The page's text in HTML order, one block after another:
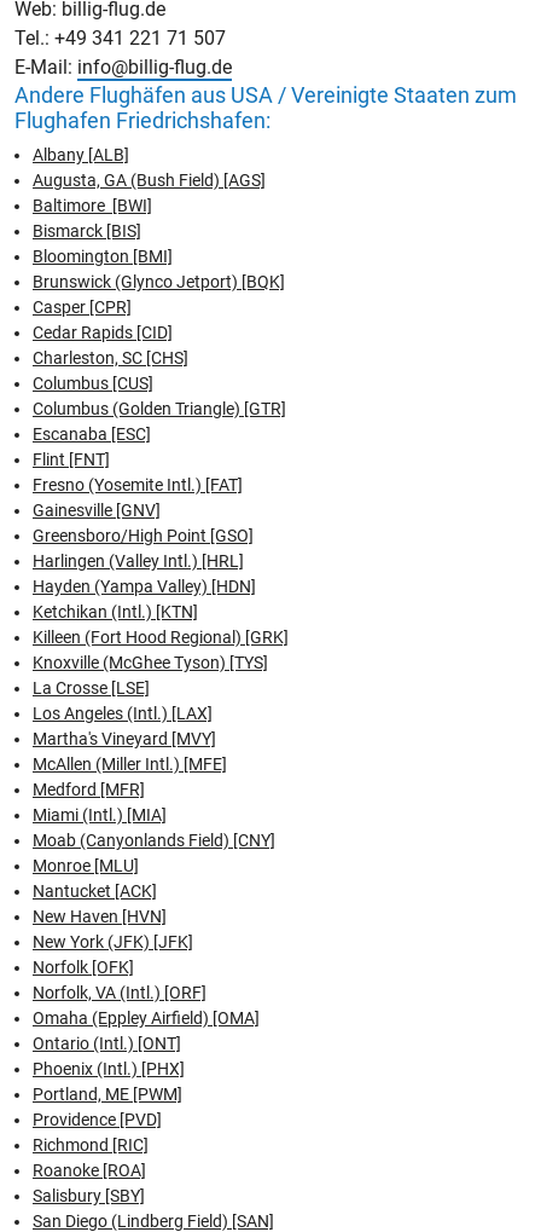
Web: billig-flug.de
Tel.: +49 341 221 71 507
E-Mail: info@billig-flug.de
Andere Flughäfen aus USA / Vereinigte Staaten zum
Flughafen Friedrichshafen:
Albany [ALB]
Augusta, GA (Bush Field) [AGS]
Baltimore [BWI]
Bismarck [BIS]
Bloomington [BMI]
Brunswick (Glynco Jetport) [BQK]
Casper [CPR]
Cedar Rapids [CID]
Charleston, SC [CHS]
Columbus [CUS]
Columbus (Golden Triangle) [GTR]
Escanaba [ESC]
Flint [FNT]
Fresno (Yosemite Intl.) [FAT]
Gainesville [GNV]
Greensboro/High Point [GSO]
Harlingen (Valley Intl.) [HRL]
Hayden (Yampa Valley) [HDN]
Ketchikan (Intl.) [KTN]
Killeen (Fort Hood Regional) [GRK]
Knoxville (McGhee Tyson) [TYS]
La Crosse [LSE]
Los Angeles (Intl.) [LAX]
Martha's Vineyard [MVY]
McAllen (Miller Intl.) [MFE]
Medford [MFR]
Miami (Intl.) [MIA]
Moab (Canyonlands Field) [CNY]
Monroe [MLU]
Nantucket [ACK]
New Haven [HVN]
New York (JFK) [JFK]
Norfolk [OFK]
Norfolk, VA (Intl.) [ORF]
Omaha (Eppley Airfield) [OMA]
Ontario (Intl.) [ONT]
Phoenix (Intl.) [PHX]
Portland, ME [PWM]
Providence [PVD]
Richmond [RIC]
Roanoke [ROA]
Salisbury [SBY]
San Diego (Lindberg Field) [SAN]